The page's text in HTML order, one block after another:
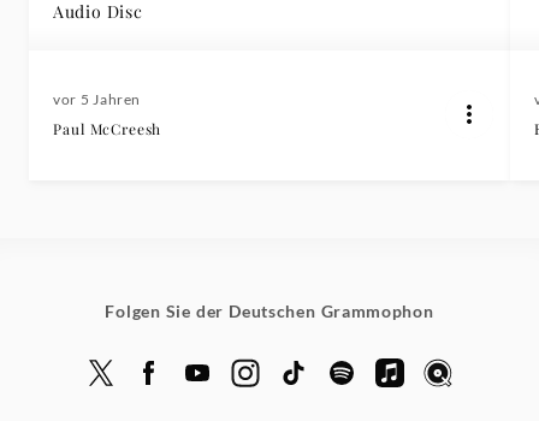
Audio Disc
vor 5 Jahren
Paul McCreesh
Folgen Sie der Deutschen Grammophon